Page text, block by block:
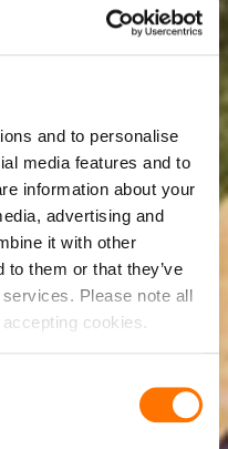
and to personalise
media features and to
information about your
advertising and
it with other
to them or that they’ve
Please note all
cookies.